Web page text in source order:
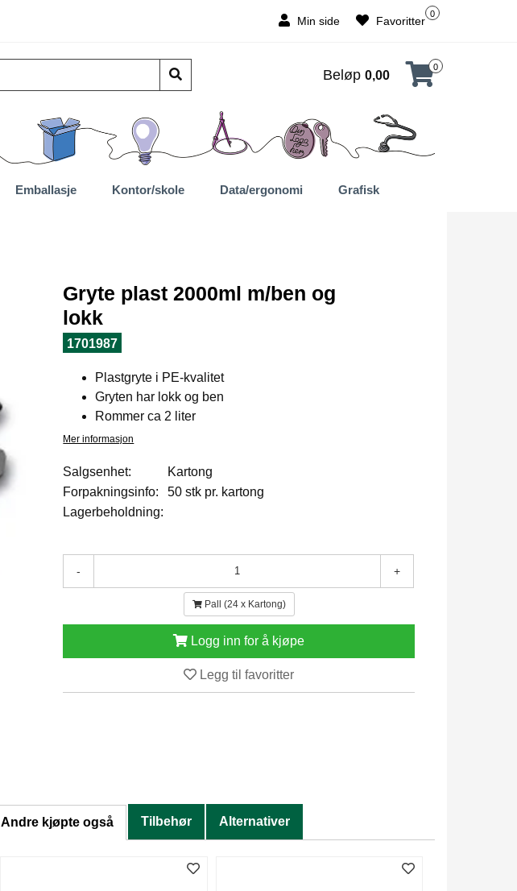
Min side
0
Favoritter
Beløp 0,00
0
Emballasje Kontor/skole Data/ergonomi Grafisk
Gryte plast 2000ml m/ben og
lokk
1701987
Plastgryte i PE-kvalitet
Gryten har lokk og ben
Rommer ca 2 liter
Mer informasjon
Salgsenhet:
Kartong
Forpakningsinfo:
50 stk pr. kartong
Lagerbeholdning:
- +
Pall (24 x Kartong)
Logg inn for å kjøpe
Legg til favoritter
Andre kjøpte også Tilbehør Alternativer